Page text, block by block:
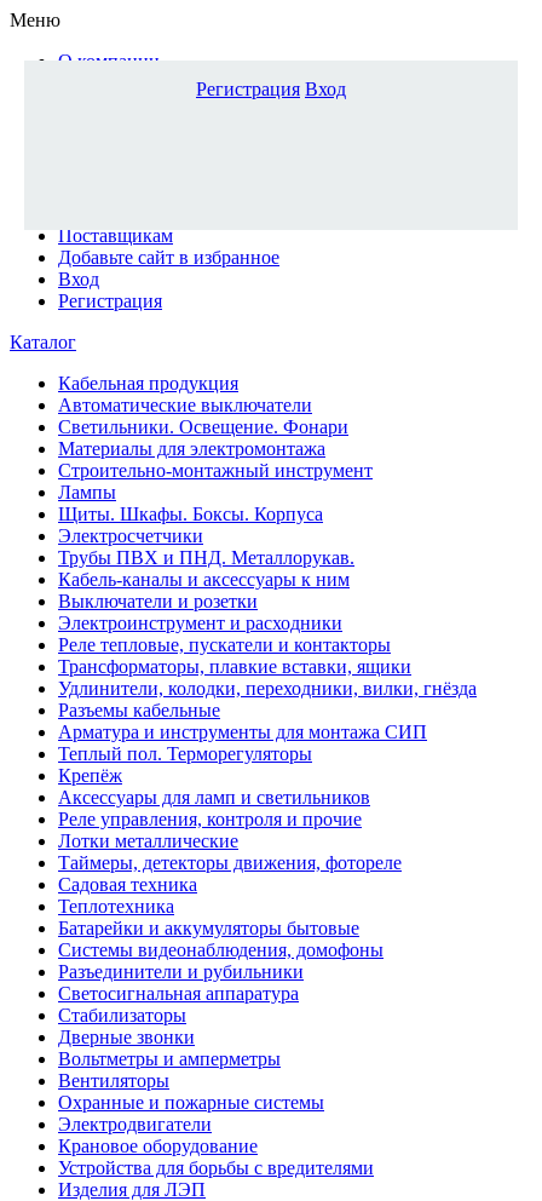
Меню
О компании
Доставка и оплата
Поставщикам
Добавьте сайт в избранное
Вход
Регистрация
Каталог
Кабельная продукция
Автоматические выключатели
Светильники. Освещение. Фонари
Материалы для электромонтажа
Строительно-монтажный инструмент
Лампы
Щиты. Шкафы. Боксы. Корпуса
Электросчетчики
Трубы ПВХ и ПНД. Металлорукав.
Кабель-каналы и аксессуары к ним
Выключатели и розетки
Электроинструмент и расходники
Реле тепловые, пускатели и контакторы
Трансформаторы, плавкие вставки, ящики
Удлинители, колодки, переходники, вилки, гнёзда
Разъемы кабельные
Арматура и инструменты для монтажа СИП
Теплый пол. Терморегуляторы
Крепёж
Аксессуары для ламп и светильников
Реле управления, контроля и прочие
Лотки металлические
Таймеры, детекторы движения, фотореле
Садовая техника
Теплотехника
Батарейки и аккумуляторы бытовые
Системы видеонаблюдения, домофоны
Разъединители и рубильники
Светосигнальная аппаратура
Стабилизаторы
Дверные звонки
Вольтметры и амперметры
Вентиляторы
Охранные и пожарные системы
Электродвигатели
Крановое оборудование
Устройства для борьбы с вредителями
Изделия для ЛЭП
Регистрация Вход